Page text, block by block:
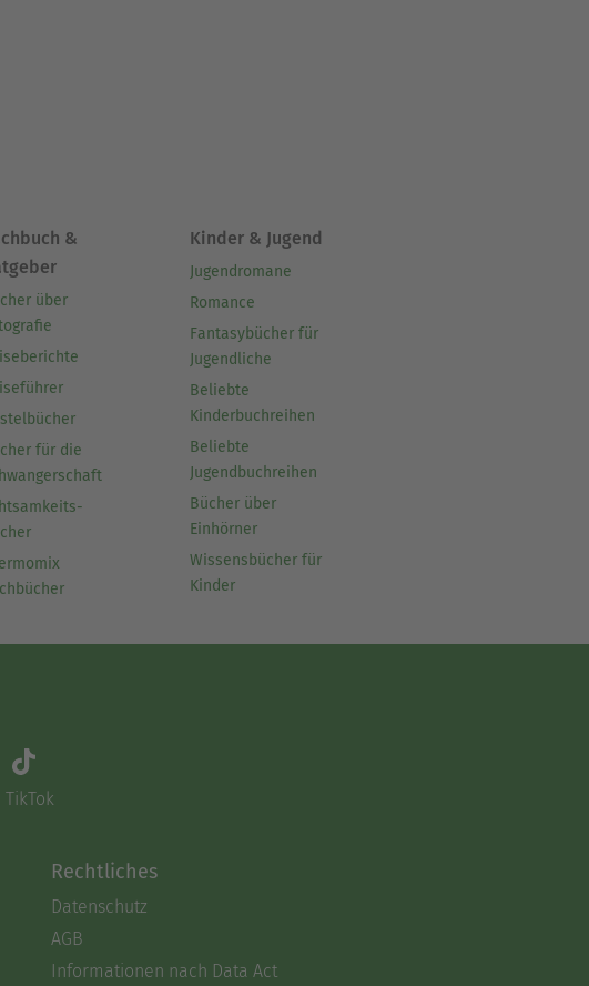
&
über
für die
Kinder & Jugend
Jugendromane
Romance
Fantasybücher für
Jugendliche
Beliebte
Kinderbuchreihen
Beliebte
Jugendbuchreihen
Bücher über
Einhörner
Wissensbücher für
Kinder
TikTok
Rechtliches
Datenschutz
AGB
Informationen nach Data Act